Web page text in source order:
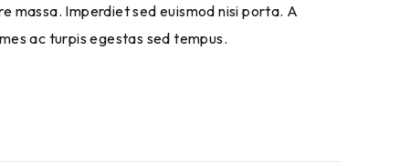
massa. Imperdiet sed euismod nisi porta. A
ac turpis egestas sed tempus.